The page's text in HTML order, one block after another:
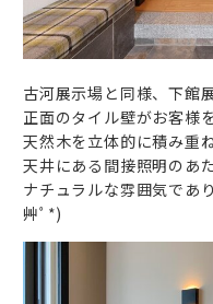
古河展示場と同様、下館
正面のタイル壁がお客様
天然木を立体的に積み重
天井にある間接照明のあ
ナチュラルな雰囲気であ
艸ﾟ*)